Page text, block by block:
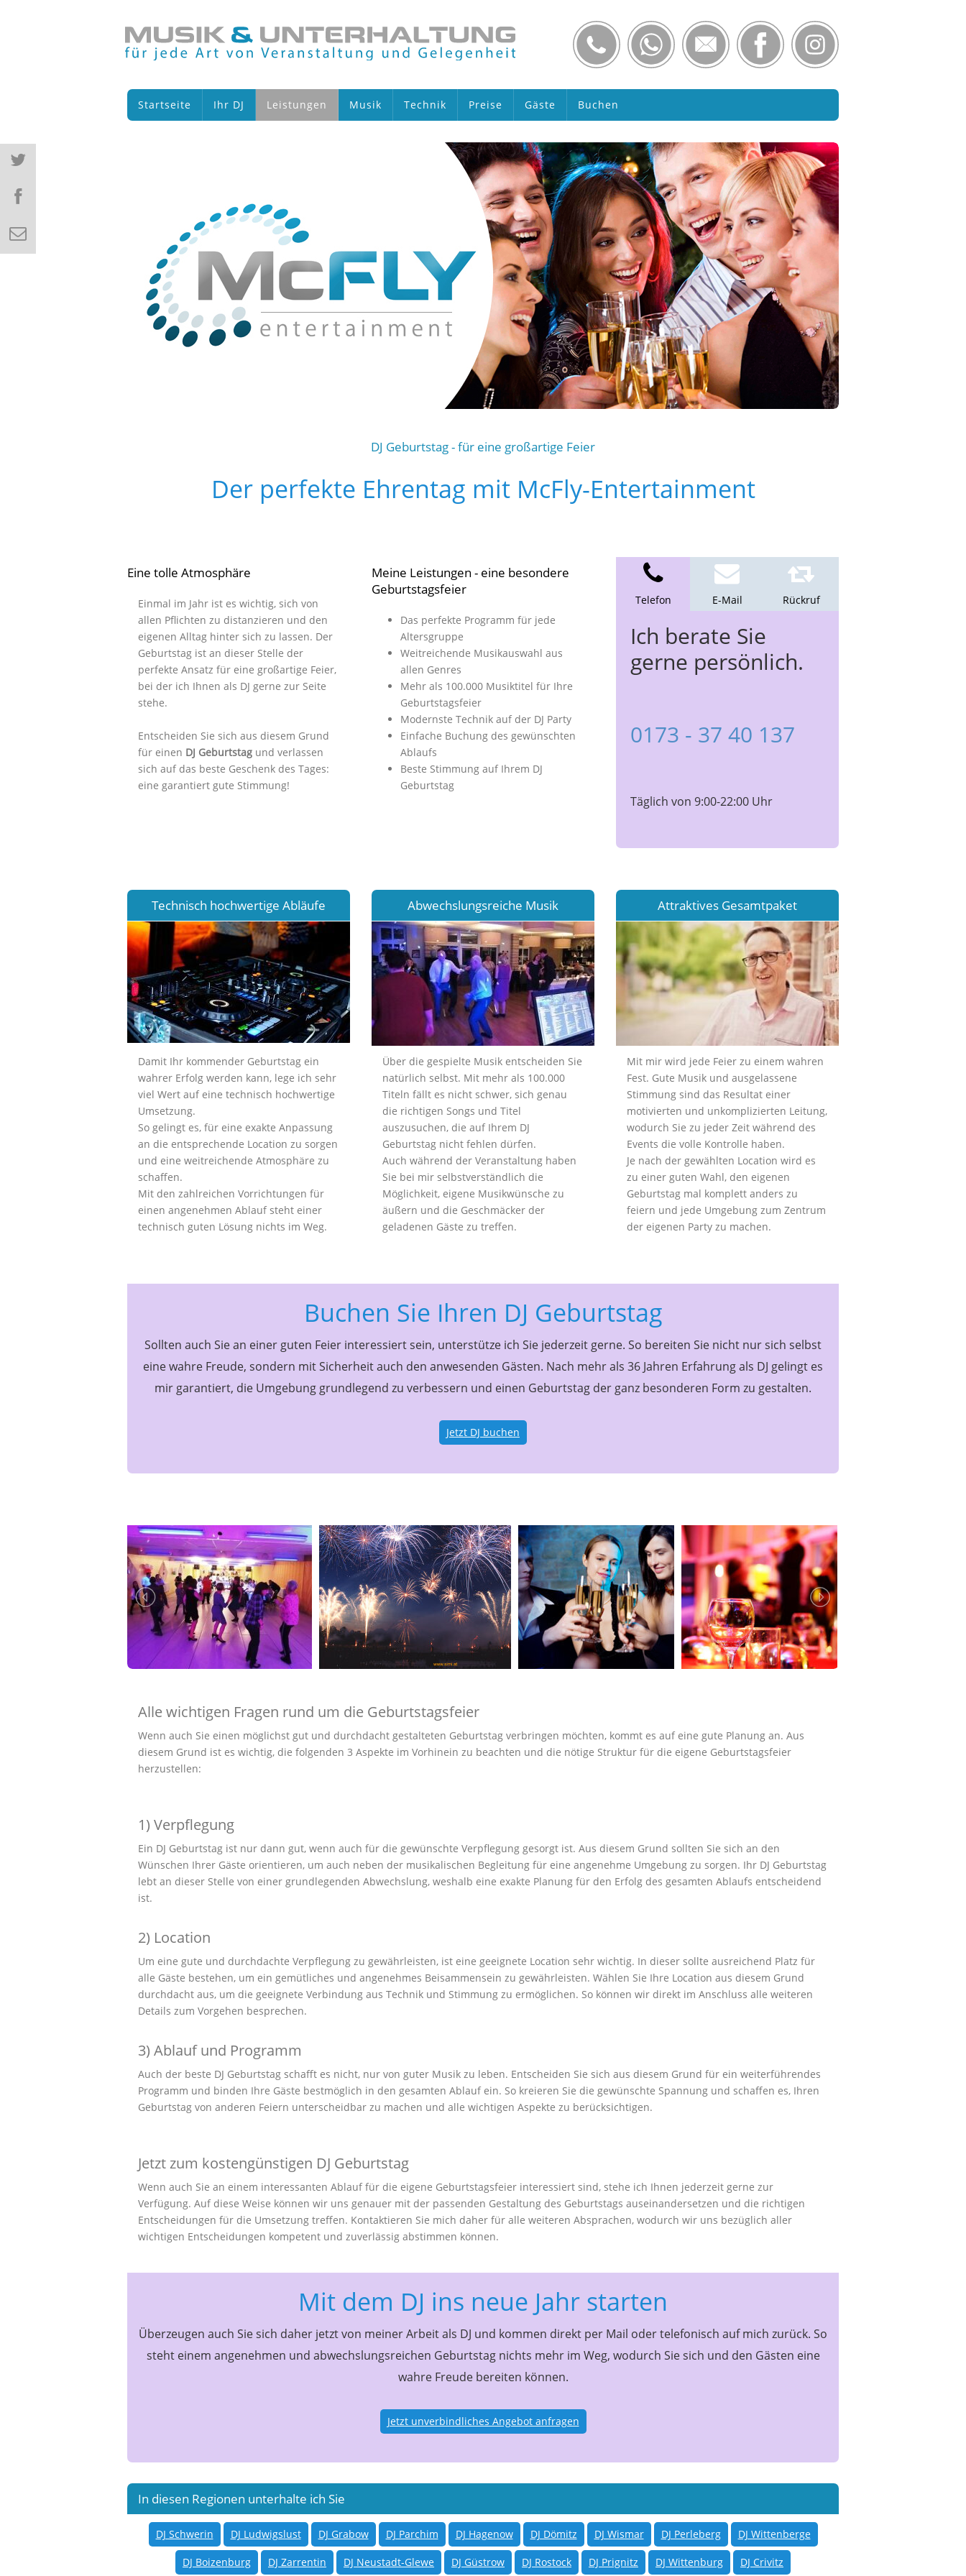
Startseite Ihr DJ Leistungen Musik Technik Preise Gäste Buchen
DJ Geburtstag - für eine großartige Feier
Der perfekte Ehrentag mit McFly-Entertainment
Eine tolle Atmosphäre
Einmal im Jahr ist es wichtig, sich von
allen Pflichten zu distanzieren und den
eigenen Alltag hinter sich zu lassen. Der
Geburtstag ist an dieser Stelle der
perfekte Ansatz für eine großartige Feier,
bei der ich Ihnen als DJ gerne zur Seite
stehe.
Entscheiden Sie sich aus diesem Grund
für einen DJ Geburtstag und verlassen
sich auf das beste Geschenk des Tages:
eine garantiert gute Stimmung!
Meine Leistungen - eine besondere
Geburtstagsfeier
Das perfekte Programm für jede
Altersgruppe
Weitreichende Musikauswahl aus
allen Genres
Mehr als 100.000 Musiktitel für Ihre
Geburtstagsfeier
Modernste Technik auf der DJ Party
Einfache Buchung des gewünschten
Ablaufs
Beste Stimmung auf Ihrem DJ
Geburtstag
Telefon E-Mail Rückruf
Ich berate Sie
gerne persönlich.
0173 - 37 40 137
Täglich von 9:00-22:00 Uhr
Technisch hochwertige Abläufe
Damit Ihr kommender Geburtstag ein
wahrer Erfolg werden kann, lege ich sehr
viel Wert auf eine technisch hochwertige
Umsetzung.
So gelingt es, für eine exakte Anpassung
an die entsprechende Location zu sorgen
und eine weitreichende Atmosphäre zu
schaffen.
Mit den zahlreichen Vorrichtungen für
einen angenehmen Ablauf steht einer
technisch guten Lösung nichts im Weg.
Abwechslungsreiche Musik
Über die gespielte Musik entscheiden Sie
natürlich selbst. Mit mehr als 100.000
Titeln fällt es nicht schwer, sich genau
die richtigen Songs und Titel
auszusuchen, die auf Ihrem DJ
Geburtstag nicht fehlen dürfen.
Auch während der Veranstaltung haben
Sie bei mir selbstverständlich die
Möglichkeit, eigene Musikwünsche zu
äußern und die Geschmäcker der
geladenen Gäste zu treffen.
Attraktives Gesamtpaket
Mit mir wird jede Feier zu einem wahren
Fest. Gute Musik und ausgelassene
Stimmung sind das Resultat einer
motivierten und unkomplizierten Leitung,
wodurch Sie zu jeder Zeit während des
Events die volle Kontrolle haben.
Je nach der gewählten Location wird es
zu einer guten Wahl, den eigenen
Geburtstag mal komplett anders zu
feiern und jede Umgebung zum Zentrum
der eigenen Party zu machen.
Buchen Sie Ihren DJ Geburtstag
Sollten auch Sie an einer guten Feier interessiert sein, unterstütze ich Sie jederzeit gerne. So bereiten Sie nicht nur sich selbst
eine wahre Freude, sondern mit Sicherheit auch den anwesenden Gästen. Nach mehr als 36 Jahren Erfahrung als DJ gelingt es
mir garantiert, die Umgebung grundlegend zu verbessern und einen Geburtstag der ganz besonderen Form zu gestalten.
Jetzt DJ buchen
Alle wichtigen Fragen rund um die Geburtstagsfeier
Wenn auch Sie einen möglichst gut und durchdacht gestalteten Geburtstag verbringen möchten, kommt es auf eine gute Planung an. Aus
diesem Grund ist es wichtig, die folgenden 3 Aspekte im Vorhinein zu beachten und die nötige Struktur für die eigene Geburtstagsfeier
herzustellen:
1) Verpflegung
Ein DJ Geburtstag ist nur dann gut, wenn auch für die gewünschte Verpflegung gesorgt ist. Aus diesem Grund sollten Sie sich an den
Wünschen Ihrer Gäste orientieren, um auch neben der musikalischen Begleitung für eine angenehme Umgebung zu sorgen. Ihr DJ Geburtstag
lebt an dieser Stelle von einer grundlegenden Abwechslung, weshalb eine exakte Planung für den Erfolg des gesamten Ablaufs entscheidend
ist.
2) Location
Um eine gute und durchdachte Verpflegung zu gewährleisten, ist eine geeignete Location sehr wichtig. In dieser sollte ausreichend Platz für
alle Gäste bestehen, um ein gemütliches und angenehmes Beisammensein zu gewährleisten. Wählen Sie Ihre Location aus diesem Grund
durchdacht aus, um die geeignete Verbindung aus Technik und Stimmung zu ermöglichen. So können wir direkt im Anschluss alle weiteren
Details zum Vorgehen besprechen.
3) Ablauf und Programm
Auch der beste DJ Geburtstag schafft es nicht, nur von guter Musik zu leben. Entscheiden Sie sich aus diesem Grund für ein weiterführendes
Programm und binden Ihre Gäste bestmöglich in den gesamten Ablauf ein. So kreieren Sie die gewünschte Spannung und schaffen es, Ihren
Geburtstag von anderen Feiern unterscheidbar zu machen und alle wichtigen Aspekte zu berücksichtigen.
Jetzt zum kostengünstigen DJ Geburtstag
Wenn auch Sie an einem interessanten Ablauf für die eigene Geburtstagsfeier interessiert sind, stehe ich Ihnen jederzeit gerne zur
Verfügung. Auf diese Weise können wir uns genauer mit der passenden Gestaltung des Geburtstags auseinandersetzen und die richtigen
Entscheidungen für die Umsetzung treffen. Kontaktieren Sie mich daher für alle weiteren Absprachen, wodurch wir uns bezüglich aller
wichtigen Entscheidungen kompetent und zuverlässig abstimmen können.
Mit dem DJ ins neue Jahr starten
Überzeugen auch Sie sich daher jetzt von meiner Arbeit als DJ und kommen direkt per Mail oder telefonisch auf mich zurück. So
steht einem angenehmen und abwechslungsreichen Geburtstag nichts mehr im Weg, wodurch Sie sich und den Gästen eine
wahre Freude bereiten können.
Jetzt unverbindliches Angebot anfragen
In diesen Regionen unterhalte ich Sie
DJ Schwerin DJ Ludwigslust DJ Grabow DJ Parchim DJ Hagenow DJ Dömitz DJ Wismar DJ Perleberg DJ Wittenberge
DJ Boizenburg DJ Zarrentin DJ Neustadt-Glewe DJ Güstrow DJ Rostock DJ Prignitz DJ Wittenburg DJ Crivitz